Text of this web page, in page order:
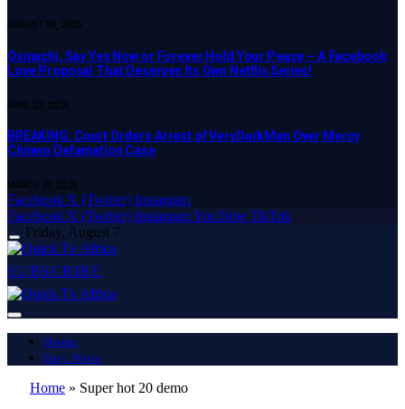
AUGUST 28, 2025
Osinachi, Say Yes Now or Forever Hold Your Peace – A Facebook
Love Proposal That Deserves Its Own Netflix Series!
APRIL 23, 2025
BREAKING: Court Orders Arrest of VeryDarkMan Over Mercy
Chinwo Defamation Case
MARCH 20, 2025
Facebook X (Twitter) Instagram
Facebook X (Twitter) InstagramYouTube TikTok
Friday, August 7
SUBSCRIBE
Home
Buy Now
Home » Super hot 20 demo